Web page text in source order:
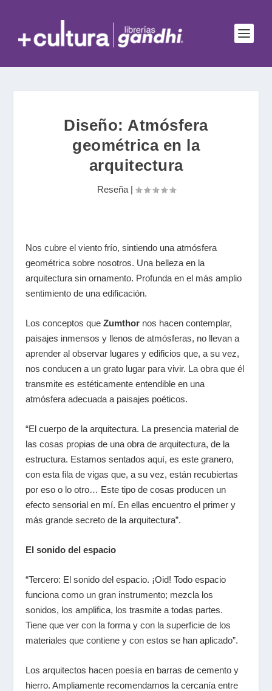
Diseño: Atmósfera
geométrica en la
arquitectura
Reseña|
Nos cubre el viento frío, sintiendo una atmósfera
geométrica sobre nosotros. Una belleza en la
arquitectura sin ornamento. Profunda en el más amplio
sentimiento de una edificación.
Los conceptos queZumthor nos hacen contemplar,
paisajes inmensos y llenos de atmósferas, no llevan a
aprender al observar lugares y edificios que, a su vez,
nos conducen a un grato lugar para vivir. La obra que él
transmite es estéticamente entendible en una
atmósfera adecuada a paisajes poéticos.
“El cuerpo de la arquitectura. La presencia material de
las cosas propias de una obra de arquitectura, de la
estructura. Estamos sentados aquí, es este granero,
con esta fila de vigas que, a su vez, están recubiertas
por eso o lo otro… Este tipo de cosas producen un
efecto sensorial en mí. En ellas encuentro el primer y
más grande secreto de la arquitectura”.
El sonido del espacio
“Tercero: El sonido del espacio. ¡Oid! Todo espacio
funciona como un gran instrumento; mezcla los
sonidos, los amplifica, los trasmite a todas partes.
Tiene que ver con la forma y con la superficie de los
materiales que contiene y con estos se han aplicado”.
Los arquitectos hacen poesía en barras de cemento y
hierro. Ampliamente recomendamos la cercanía entre